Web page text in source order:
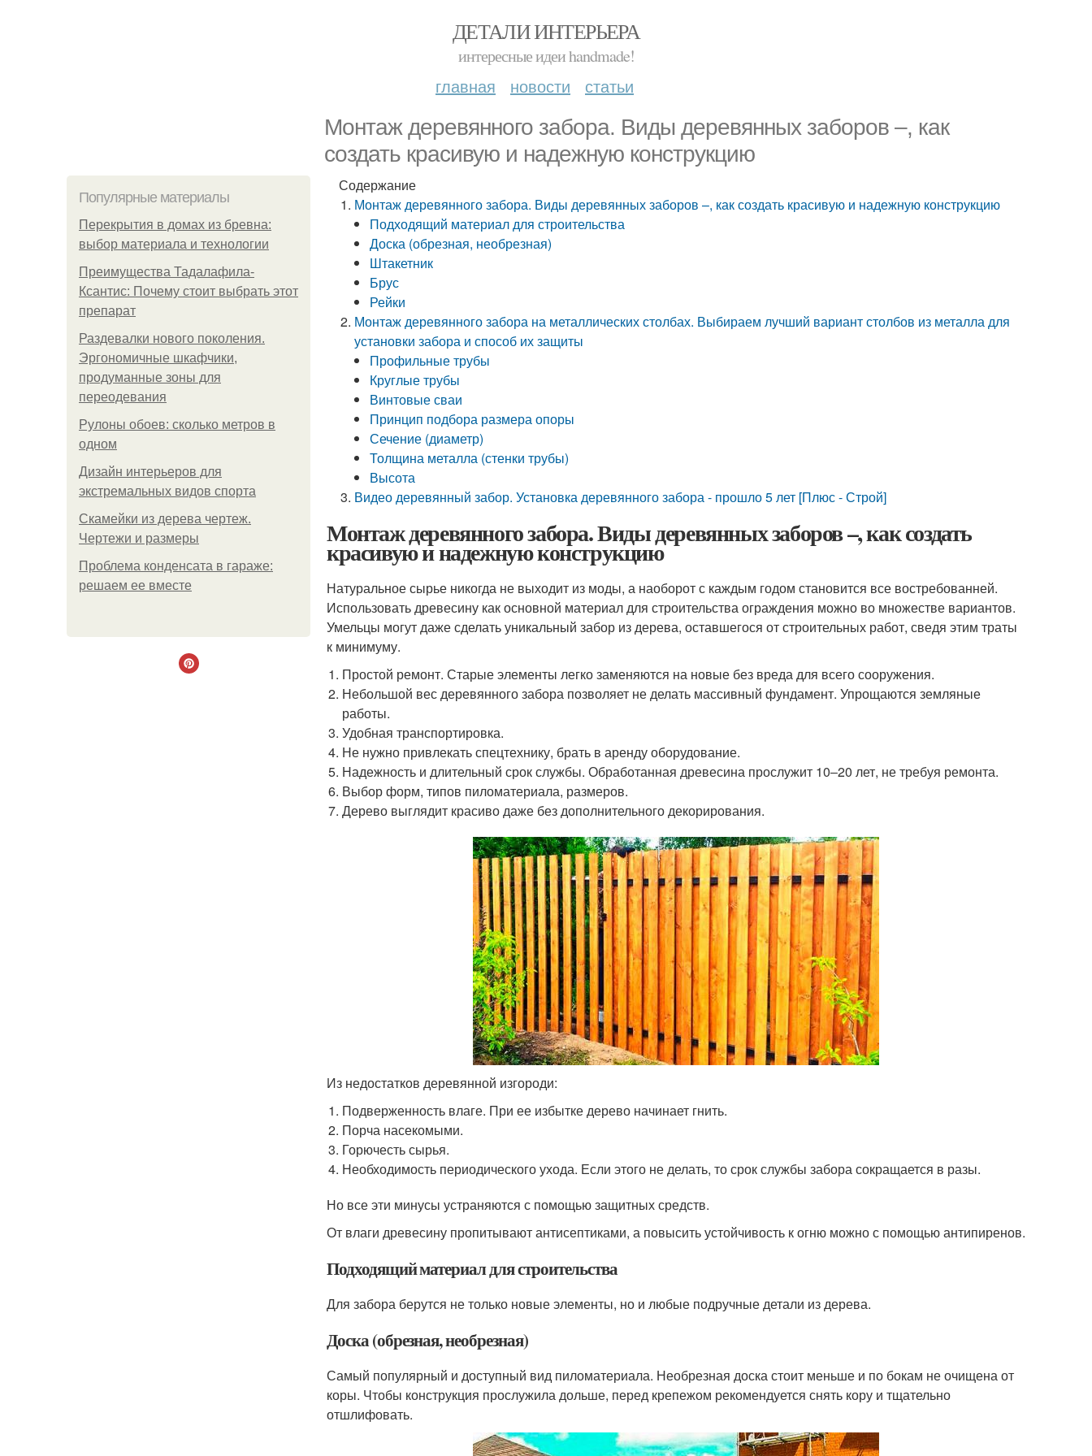
ДЕТАЛИ ИНТЕРЬЕРА
интересные идеи handmade!
главная новости статьи
Монтаж деревянного забора. Виды деревянных заборов –, как
создать красивую и надежную конструкцию
Популярные материалы
Перекрытия в домах из бревна:
выбор материала и технологии
Преимущества Тадалафила-
Ксантис: Почему стоит выбрать этот
препарат
Раздевалки нового поколения.
Эргономичные шкафчики,
продуманные зоны для
переодевания
Рулоны обоев: сколько метров в
одном
Дизайн интерьеров для
экстремальных видов спорта
Скамейки из дерева чертеж.
Чертежи и размеры
Проблема конденсата в гараже:
решаем ее вместе
Содержание
Монтаж деревянного забора. Виды деревянных заборов –, как создать красивую и надежную конструкцию
Подходящий материал для строительства
Доска (обрезная, необрезная)
Штакетник
Брус
Рейки
Монтаж деревянного забора на металлических столбах. Выбираем лучший вариант столбов из металла для
установки забора и способ их защиты
Профильные трубы
Круглые трубы
Винтовые сваи
Принцип подбора размера опоры
Сечение (диаметр)
Толщина металла (стенки трубы)
Высота
Видео деревянный забор. Установка деревянного забора - прошло 5 лет [Плюс - Строй]
Монтаж деревянного забора. Виды деревянных заборов –, как создать
красивую и надежную конструкцию
Натуральное сырье никогда не выходит из моды, а наоборот с каждым годом становится все востребованней.
Использовать древесину как основной материал для строительства ограждения можно во множестве вариантов.
Умельцы могут даже сделать уникальный забор из дерева, оставшегося от строительных работ, сведя этим траты
к минимуму.
Простой ремонт. Старые элементы легко заменяются на новые без вреда для всего сооружения.
Небольшой вес деревянного забора позволяет не делать массивный фундамент. Упрощаются земляные
работы.
Удобная транспортировка.
Не нужно привлекать спецтехнику, брать в аренду оборудование.
Надежность и длительный срок службы. Обработанная древесина прослужит 10‒20 лет, не требуя ремонта.
Выбор форм, типов пиломатериала, размеров.
Дерево выглядит красиво даже без дополнительного декорирования.
Из недостатков деревянной изгороди:
Подверженность влаге. При ее избытке дерево начинает гнить.
Порча насекомыми.
Горючесть сырья.
Необходимость периодического ухода. Если этого не делать, то срок службы забора сокращается в разы.
Но все эти минусы устраняются с помощью защитных средств.
От влаги древесину пропитывают антисептиками, а повысить устойчивость к огню можно с помощью антипиренов.
Подходящий материал для строительства
Для забора берутся не только новые элементы, но и любые подручные детали из дерева.
Доска (обрезная, необрезная)
Самый популярный и доступный вид пиломатериала. Необрезная доска стоит меньше и по бокам не очищена от
коры. Чтобы конструкция прослужила дольше, перед крепежом рекомендуется снять кору и тщательно
отшлифовать.